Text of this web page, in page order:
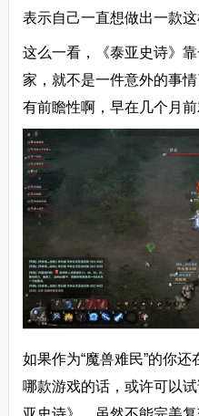
表示自己一直想做出一款这
这么一看，《泰亚史诗》
家，就不是一件意外的事
有前瞻性啊，早在几个月前
如果作为“魔兽难民”的你
哪款游戏的话，或许可以